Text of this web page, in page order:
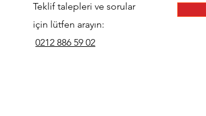
Teklif talepleri ve sorular
için lütfen arayın:
0212 886 59 02